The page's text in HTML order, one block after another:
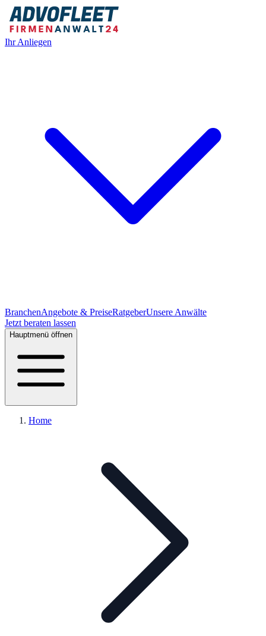
Ihr Anliegen
BranchenAngebote & PreiseRatgeberUnsere Anwälte
Jetzt beraten lassen
Hauptmenü öffnen
Home